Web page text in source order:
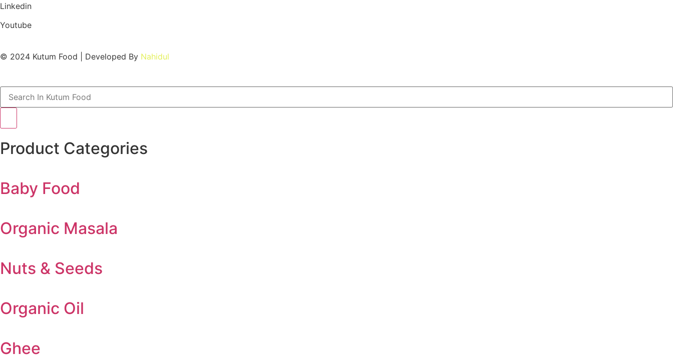
Linkedin
Youtube
© 2024 Kutum Food | Developed By Nahidul
Product Categories
Baby Food
Organic Masala
Nuts & Seeds
Organic Oil
Ghee